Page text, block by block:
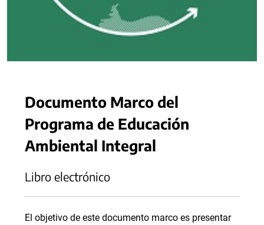
Documento Marco del
Programa de Educación
Ambiental Integral
Libro electrónico
El objetivo de este documento marco es presentar